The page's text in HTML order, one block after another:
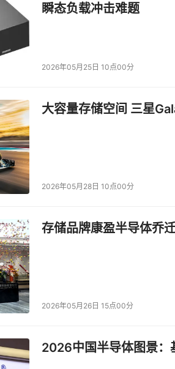
药、化工、快消、制造等领域的头部
采购卓越中心负责人
务采购部部长
区商业采购负责人
区物流采购总监
采购工厂服务高级采购总监
全球商业服务类采购负责人
高级市场营销服务 & 间接采购总监
华区采购总监
太区间接采购总监
（SABIC）， 亚太区欧亚采购项目总
瞬态负载冲击难题
2026年05月25日 10点00分
大容量存储空间 三星
2026年05月28日 10点00分
存储品牌康盈半导体乔
2026年05月26日 15点00分
2026中国半导体图景：